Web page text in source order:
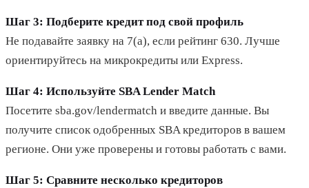
Шаг 3: Подберите кредит под свой профиль
Не подавайте заявку на 7(a), если рейтинг 630. Лучше
ориентируйтесь на микрокредиты или Express.
Шаг 4: Используйте SBA Lender Match
Посетите sba.gov/lendermatch и введите данные. Вы
получите список одобренных SBA кредиторов в вашем
регионе. Они уже проверены и готовы работать с вами.
Шаг 5: Сравните несколько кредиторов